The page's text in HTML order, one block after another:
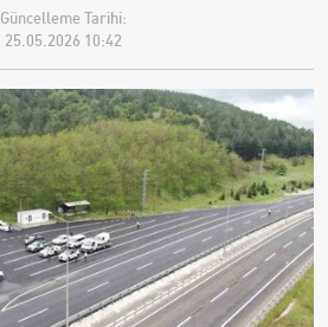
Güncelleme Tarihi:
25.05.2026 10:42